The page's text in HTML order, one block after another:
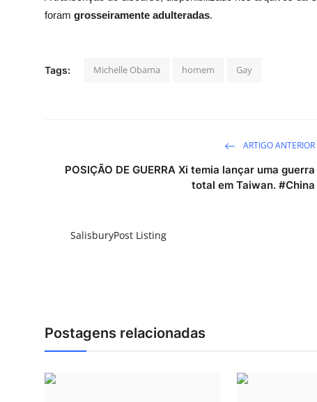
foram grosseiramente adulteradas.
Tags: Michelle Obama homem Gay
ARTIGO ANTERIOR
POSIÇÃO DE GUERRA Xi temia lançar uma guerra
total em Taiwan. #China
SalisburyPost Listing
Postagens relacionadas